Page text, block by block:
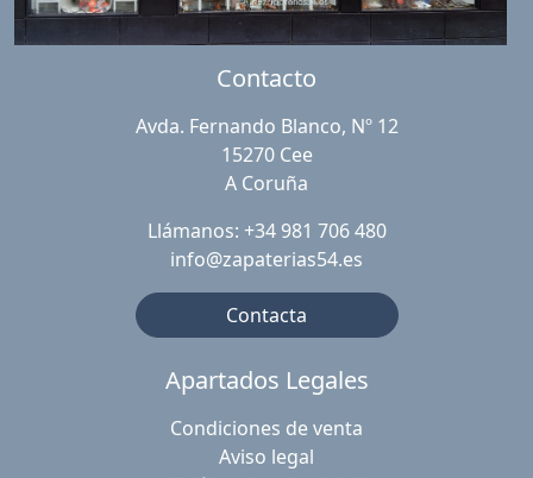
Contacto
Avda. Fernando Blanco, Nº 12
15270 Cee
A Coruña
Llámanos: +34 981 706 480
info@zapaterias54.es
Contacta
Apartados Legales
Condiciones de venta
Aviso legal